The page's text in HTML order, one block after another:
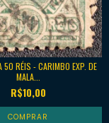
50 RÉIS - CARIMBO EXP. DE
MALA...
R$10,00